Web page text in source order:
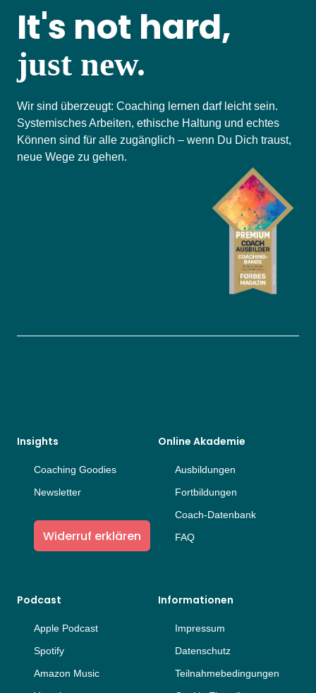
It's not hard,
just new.
Wir sind überzeugt: Coaching lernen darf leicht sein.
Systemisches Arbeiten, ethische Haltung und echtes
Können sind für alle zugänglich – wenn Du Dich traust,
neue Wege zu gehen.
Insights
Coaching Goodies
Newsletter
Widerruf erklären
Online Akademie
Ausbildungen
Fortbildungen
Coach-Datenbank
FAQ
Podcast
Apple Podcast
Spotify
Amazon Music
Informationen
Impressum
Datenschutz
Teilnahmebedingungen